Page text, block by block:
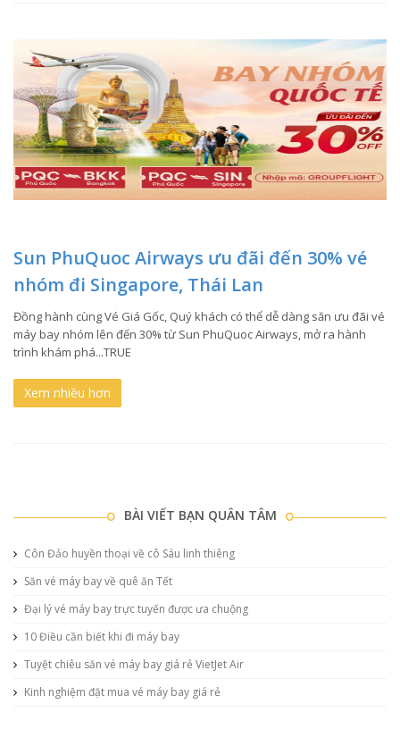
Sun PhuQuoc Airways ưu đãi đến 30% vé
nhóm đi Singapore, Thái Lan
Đồng hành cùng Vé Giá Gốc, Quý khách có thể dễ dàng săn ưu đãi vé
máy bay nhóm lên đến 30% từ Sun PhuQuoc Airways, mở ra hành
trình khám phá...TRUE
Xem nhiều hơn
BÀI VIẾT BẠN QUÂN TÂM
Côn Đảo huyền thoại về cô Sáu linh thiêng
Săn vé máy bay về quê ăn Tết
Đại lý vé máy bay trực tuyến được ưa chuộng
10 Điều cần biết khi đi máy bay
Tuyệt chiêu săn vé máy bay giá rẻ VietJet Air
Kinh nghiệm đặt mua vé máy bay giá rẻ